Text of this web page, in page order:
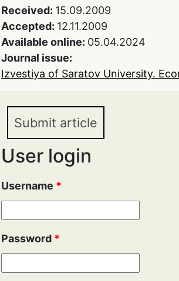
Received: 15.09.2009
Accepted: 12.11.2009
Available online: 05.04.2024
Journal issue:
Izvestiya of Saratov University.
Submit article
User login
Username *
Password *